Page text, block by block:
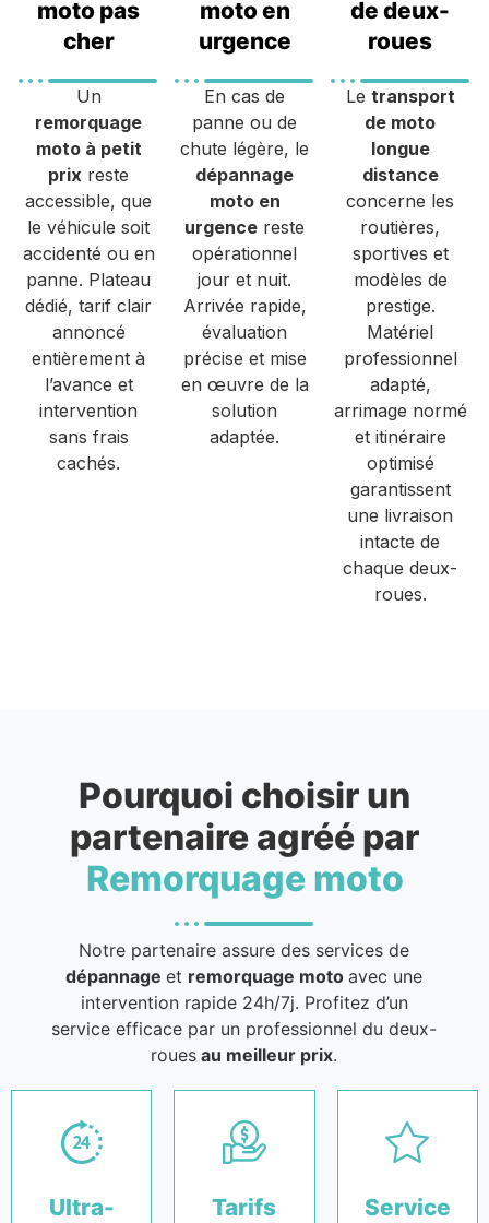
moto pas
cher
Un
remorquage
moto à petit
prix reste
accessible, que
le véhicule soit
accidenté ou en
panne. Plateau
dédié, tarif clair
annoncé
entièrement à
l’avance et
intervention
sans frais
cachés.
moto en
urgence
En cas de
panne ou de
chute légère, le
dépannage
moto en
urgence reste
opérationnel
jour et nuit.
Arrivée rapide,
évaluation
précise et mise
en œuvre de la
solution
adaptée.
de deux-
roues
Le transport
de moto
longue
distance
concerne les
routières,
sportives et
modèles de
prestige.
Matériel
professionnel
adapté,
arrimage normé
et itinéraire
optimisé
garantissent
une livraison
intacte de
chaque deux-
roues.
Pourquoi choisir un
partenaire agréé par
Remorquage moto
Notre partenaire assure des services de
dépannageet remorquage motoavec une
intervention rapide 24h/7j. Profitez d’un
service efficace par un professionnel du deux-
roues au meilleur prix.
Ultra-
Tarifs
Service